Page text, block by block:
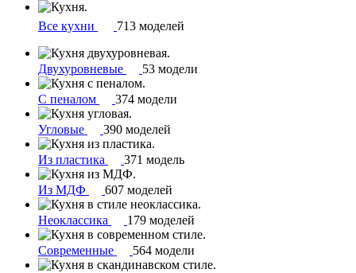
Все кухни 713 моделей
Двухуровневые 53 модели
С пеналом 374 модели
Угловые 390 моделей
Из пластика 371 модель
Из МДФ 607 моделей
Неоклассика 179 моделей
Современные 564 модели